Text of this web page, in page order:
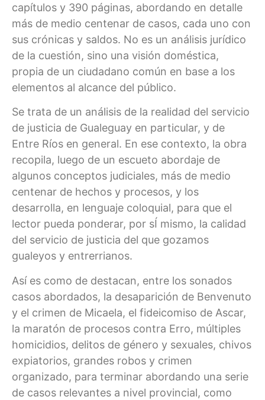
capítulos y 390 páginas, abordando en detalle
más de medio centenar de casos, cada uno con
sus crónicas y saldos. No es un análisis jurídico
de la cuestión, sino una visión doméstica,
propia de un ciudadano común en base a los
elementos al alcance del público.
Se trata de un análisis de la realidad del servicio
de justicia de Gualeguay en particular, y de
Entre Ríos en general. En ese contexto, la obra
recopila, luego de un escueto abordaje de
algunos conceptos judiciales, más de medio
centenar de hechos y procesos, y los
desarrolla, en lenguaje coloquial, para que el
lector pueda ponderar, por sÍ mismo, la calidad
del servicio de justicia del que gozamos
gualeyos y entrerrianos.
Así es como de destacan, entre los sonados
casos abordados, la desaparición de Benvenuto
y el crimen de Micaela, el fideicomiso de Ascar,
la maratón de procesos contra Erro, múltiples
homicidios, delitos de género y sexuales, chivos
expiatorios, grandes robos y crimen
organizado, para terminar abordando una serie
de casos relevantes a nivel provincial, como